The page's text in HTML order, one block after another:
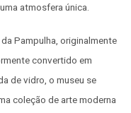
atmosfera única.
Pampulha, originalmente
convertido em
de vidro, o museu se
coleção de arte moderna